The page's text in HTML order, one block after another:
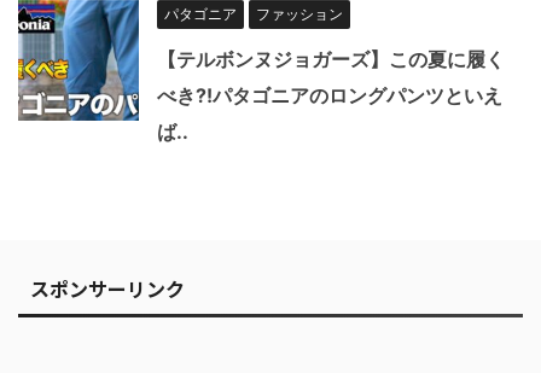
パタゴニア ファッション
【テルボンヌジョガーズ】この夏に履く
べき?!パタゴニアのロングパンツといえ
ば..
スポンサーリンク